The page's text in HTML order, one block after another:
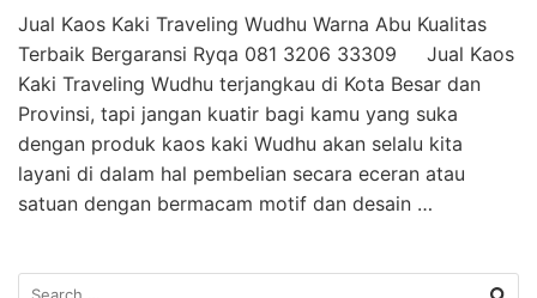
Jual Kaos Kaki Traveling Wudhu Warna Abu Kualitas
Terbaik Bergaransi Ryqa 081 3206 33309 Jual Kaos
Kaki Traveling Wudhu terjangkau di Kota Besar dan
Provinsi, tapi jangan kuatir bagi kamu yang suka
dengan produk kaos kaki Wudhu akan selalu kita
layani di dalam hal pembelian secara eceran atau
satuan dengan bermacam motif dan desain …
Search